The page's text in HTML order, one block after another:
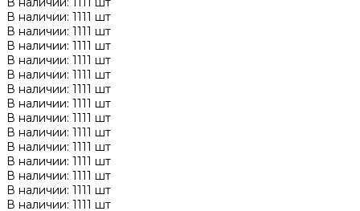
В наличии: 1111 шт
В наличии: 1111 шт
В наличии: 1111 шт
В наличии: 1111 шт
В наличии: 1111 шт
В наличии: 1111 шт
В наличии: 1111 шт
В наличии: 1111 шт
В наличии: 1111 шт
В наличии: 1111 шт
В наличии: 1111 шт
В наличии: 1111 шт
В наличии: 1111 шт
В наличии: 1111 шт